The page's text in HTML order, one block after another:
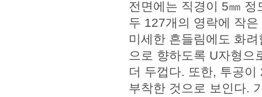
전면에는 직경이 5㎜
두 127개의 영락에 작
미세한 흔들림에도 화
으로 향하도록 U자형으
더 두껍다. 또한, 투공
부착한 것으로 보인다.